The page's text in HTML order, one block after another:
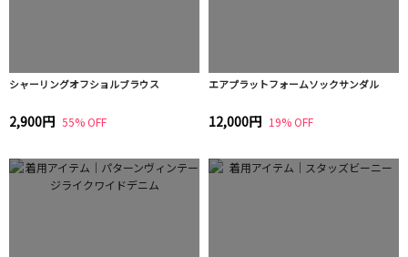
シャーリングオフショルブラウス
2,900円 55% OFF
エアプラットフォームソックサンダル
12,000円 19% OFF